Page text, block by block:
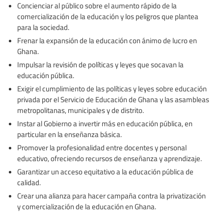
Concienciar al público sobre el aumento rápido de la
comercialización de la educación y los peligros que plantea
para la sociedad.
Frenar la expansión de la educación con ánimo de lucro en
Ghana.
Impulsar la revisión de políticas y leyes que socavan la
educación pública.
Exigir el cumplimiento de las políticas y leyes sobre educación
privada por el Servicio de Educación de Ghana y las asambleas
metropolitanas, municipales y de distrito.
Instar al Gobierno a invertir más en educación pública, en
particular en la enseñanza básica.
Promover la profesionalidad entre docentes y personal
educativo, ofreciendo recursos de enseñanza y aprendizaje.
Garantizar un acceso equitativo a la educación pública de
calidad.
Crear una alianza para hacer campaña contra la privatización
y comercialización de la educación en Ghana.